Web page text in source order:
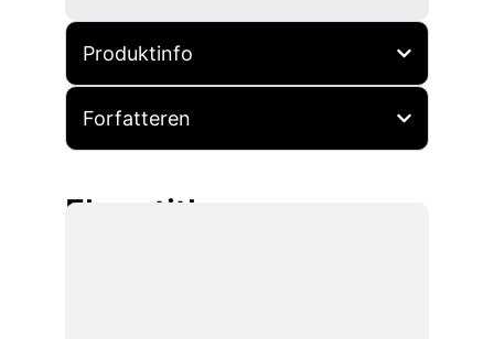
Produktinfo
Forfatteren
Flere titler